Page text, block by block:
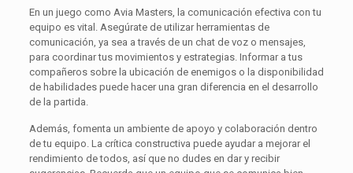
En un juego como Avia Masters, la comunicación efectiva con tu
equipo es vital. Asegúrate de utilizar herramientas de
comunicación, ya sea a través de un chat de voz o mensajes,
para coordinar tus movimientos y estrategias. Informar a tus
compañeros sobre la ubicación de enemigos o la disponibilidad
de habilidades puede hacer una gran diferencia en el desarrollo
de la partida.
Además, fomenta un ambiente de apoyo y colaboración dentro
de tu equipo. La crítica constructiva puede ayudar a mejorar el
rendimiento de todos, así que no dudes en dar y recibir